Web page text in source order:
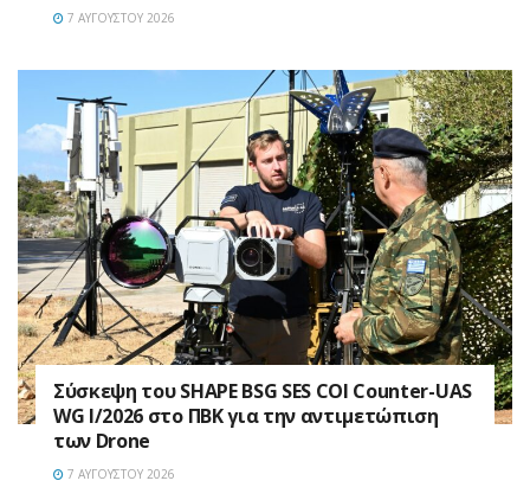
7 ΑΥΓΟΎΣΤΟΥ 2026
Σύσκεψη του SHAPE BSG SES COI Counter-UAS
WG I/2026 στο ΠΒΚ για την αντιμετώπιση
των Drone
7 ΑΥΓΟΎΣΤΟΥ 2026